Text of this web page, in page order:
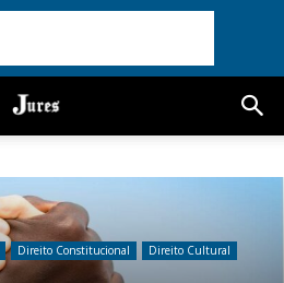
Direito Constitucional
Direito Cultural